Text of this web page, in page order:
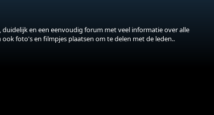
en een eenvoudig forum met veel informatie over alle
foto's en filmpjes plaatsen om te delen met de leden..